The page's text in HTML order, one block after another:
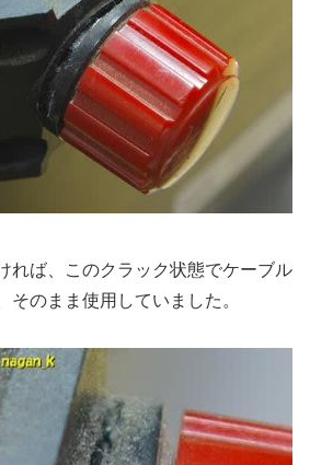
れば、このクラック状態でケーブル
そのまま使用していました。